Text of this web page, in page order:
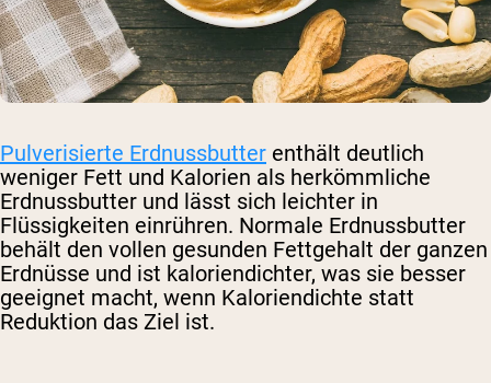
Pulverisierte Erdnussbutter enthält deutlich
weniger Fett und Kalorien als herkömmliche
Erdnussbutter und lässt sich leichter in
Flüssigkeiten einrühren. Normale Erdnussbutter
behält den vollen gesunden Fettgehalt der ganzen
Erdnüsse und ist kaloriendichter, was sie besser
geeignet macht, wenn Kaloriendichte statt
Reduktion das Ziel ist.